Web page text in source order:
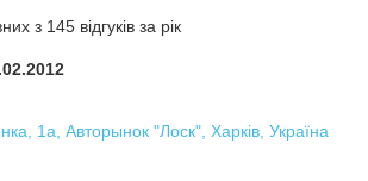
з 145 відгуків за рік
1а, Авторынок "Лоск", Харків, Україна